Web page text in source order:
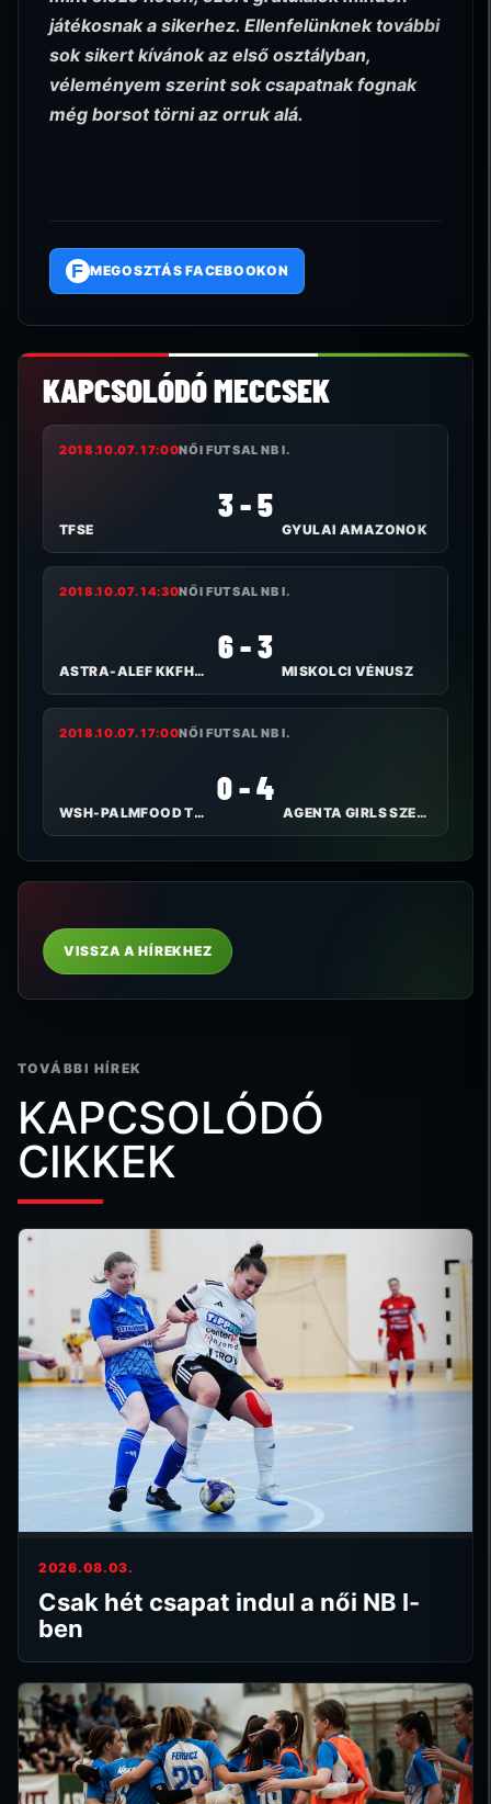
játékosnak a sikerhez. Ellenfelünknek további
sok sikert kívánok az első osztályban,
véleményem szerint sok csapatnak fognak
még borsot törni az orruk alá.
F MEGOSZTÁS FACEBOOKON
KAPCSOLÓDÓ MECCSEK
2018.10.07. 17:00NŐI FUTSAL NB I.
TFSE
3 - 5
GYULAI AMAZONOK
2018.10.07. 14:30NŐI FUTSAL NB I.
ASTRA-ALEF KKFHÁZI BULLS
6 - 3
MISKOLCI VÉNUSZ
2018.10.07. 17:00NŐI FUTSAL NB I.
WSH-PALMFOOD TOLNA-MÖZS
0 - 4
AGENTA GIRLS SZEKSZÁRD FC
VISSZA A HÍREKHEZ
TOVÁBBI HÍREK
KAPCSOLÓDÓ
CIKKEK
2026.08.03.
Csak hét csapat indul a női NB I-
ben